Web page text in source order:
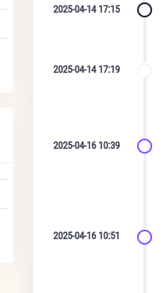
2025-04-14 17:15
2025-04-14 17:19
2025-04-16 10:39
2025-04-16 10:51